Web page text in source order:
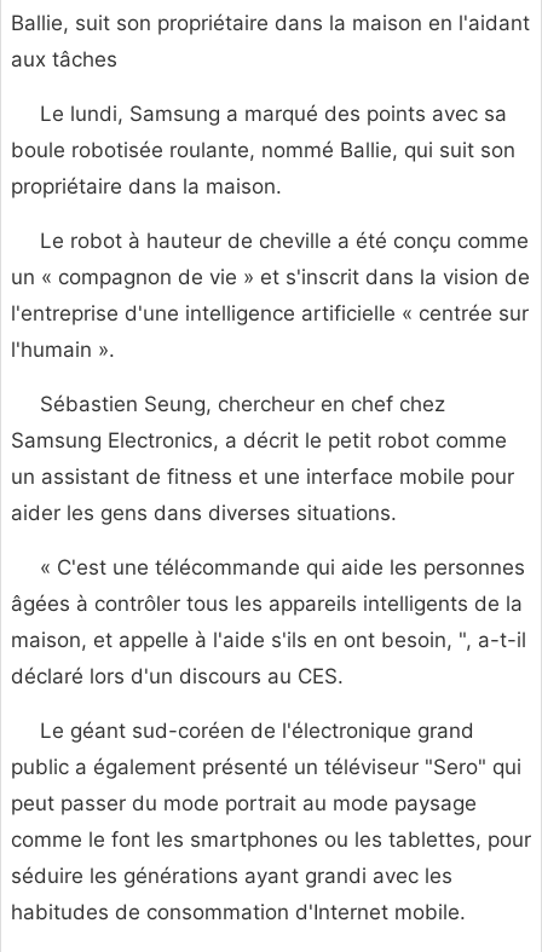
Ballie, suit son propriétaire dans la maison en l'aidant
aux tâches
Le lundi, Samsung a marqué des points avec sa
boule robotisée roulante, nommé Ballie, qui suit son
propriétaire dans la maison.
Le robot à hauteur de cheville a été conçu comme
un « compagnon de vie » et s'inscrit dans la vision de
l'entreprise d'une intelligence artificielle « centrée sur
l'humain ».
Sébastien Seung, chercheur en chef chez
Samsung Electronics, a décrit le petit robot comme
un assistant de fitness et une interface mobile pour
aider les gens dans diverses situations.
« C'est une télécommande qui aide les personnes
âgées à contrôler tous les appareils intelligents de la
maison, et appelle à l'aide s'ils en ont besoin, ", a-t-il
déclaré lors d'un discours au CES.
Le géant sud-coréen de l'électronique grand
public a également présenté un téléviseur "Sero" qui
peut passer du mode portrait au mode paysage
comme le font les smartphones ou les tablettes, pour
séduire les générations ayant grandi avec les
habitudes de consommation d'Internet mobile.